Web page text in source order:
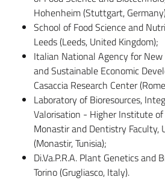
Hohenheim (Stuttgart,
School of Food Science and
Leeds (Leeds, United Kingdom);
Italian National Agency for New
and Sustainable Economic
Casaccia Research Center
Laboratory of Bioresources,
Valorisation - Higher Institute
Monastir and Dentistry Faculty,
(Monastir, Tunisia);
Di.Va.P.R.A. Plant Genetics and
Torino (Grugliasco, Italy).